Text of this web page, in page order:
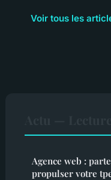
Voir tous les
Agence web :
propulser votre